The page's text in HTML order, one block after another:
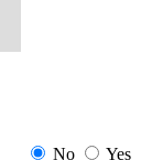
No Yes